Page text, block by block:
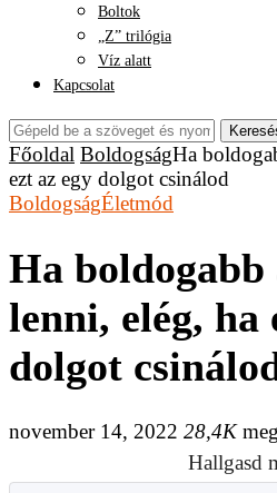
Boltok
„Z” trilógia
Víz alatt
Kapcsolat
Főoldal BoldogságHa
ezt az egy dolgot csinálod
BoldogságÉletmód
Ha boldogabb
lenni, elég, ha
dolgot
november 14, 2022 28,4K
Hallgasd